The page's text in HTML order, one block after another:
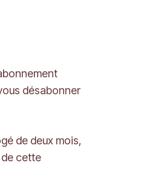
désabonner
de deux mois,
de cette